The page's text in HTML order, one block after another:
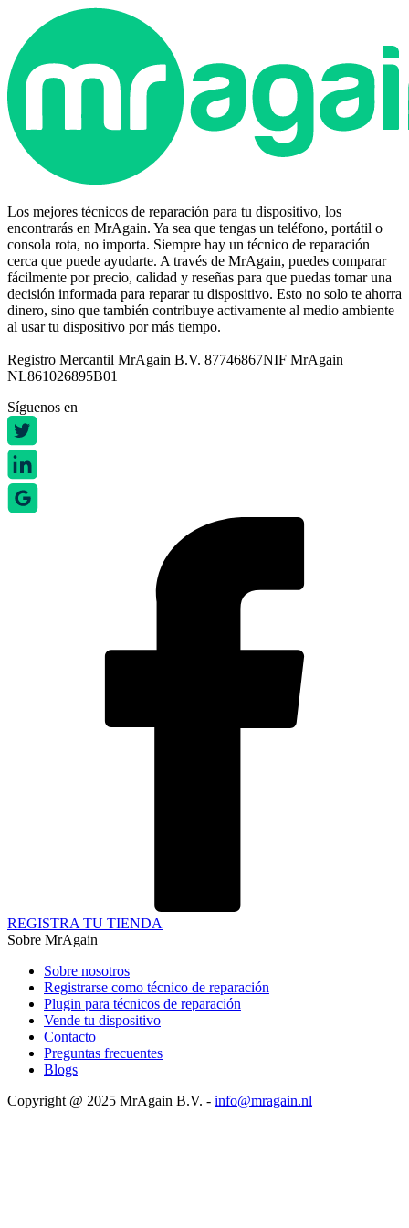
Los mejores técnicos de reparación para tu dispositivo, los
encontrarás en MrAgain. Ya sea que tengas un teléfono, portátil o
consola rota, no importa. Siempre hay un técnico de reparación
cerca que puede ayudarte. A través de MrAgain, puedes comparar
fácilmente por precio, calidad y reseñas para que puedas tomar una
decisión informada para reparar tu dispositivo. Esto no solo te ahorra
dinero, sino que también contribuye activamente al medio ambiente
al usar tu dispositivo por más tiempo.
Registro Mercantil MrAgain B.V. 87746867NIF MrAgain
NL861026895B01
Síguenos en
REGISTRA TU TIENDA
Sobre MrAgain
Sobre nosotros
Registrarse como técnico de reparación
Plugin para técnicos de reparación
Vende tu dispositivo
Contacto
Preguntas frecuentes
Blogs
Copyright @ 2025 MrAgain B.V. - info@mragain.nl